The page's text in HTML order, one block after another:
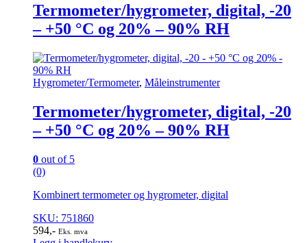
Termometer/hygrometer, digital, -20
– +50 °C og 20% – 90% RH
Hygrometer/Termometer, Måleinstrumenter
Termometer/hygrometer, digital, -20
– +50 °C og 20% – 90% RH
0 out of 5
(0)
Kombinert termometer og hygrometer, digital
SKU: 751860
594,- Eks. mva